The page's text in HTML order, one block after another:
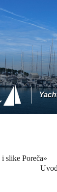
slike Poreča»